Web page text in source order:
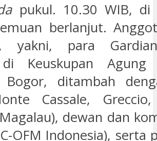
pukul. 10.30 WIB,
berlanjut.
yakni, para
Keuskupan Agung
Bogor, ditambah
Cassale,
dewan dan
OFM Indonesia), serta